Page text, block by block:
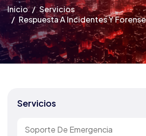
Inicio
Servicios
Respuesta A Incidentes Y
Servicios
Soporte De Emergencia